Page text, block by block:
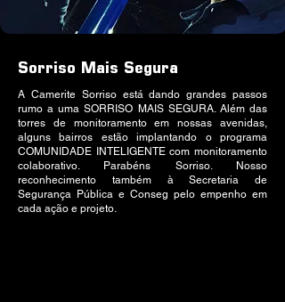
Sorriso Mais Segura
A Camerite Sorriso está dando grandes passos
rumo a uma SORRISO MAIS SEGURA. Além das
torres de monitoramento em nossas avenidas,
alguns bairros estão implantando o programa
COMUNIDADE INTELIGENTE com monitoramento
colaborativo. Parabéns Sorriso. Nosso
reconhecimento também à Secretaria de
Segurança Pública e Conseg pelo empenho em
cada ação e projeto.